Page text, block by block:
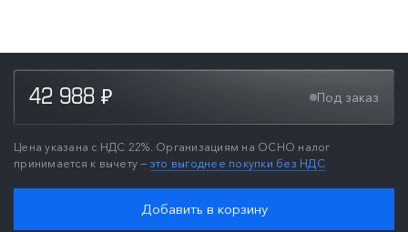
42 988 ₽ Под заказ
Цена указана с НДС 22%. Организациям на ОСНО налог
принимается к вычету — это выгоднее покупки без НДС
Добавить в корзину